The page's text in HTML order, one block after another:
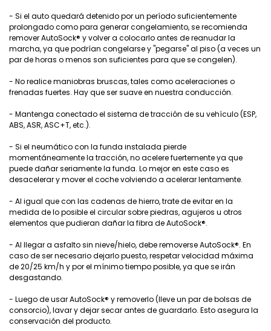
- Si el auto quedará detenido por un período suficientemente
prolongado como para generar congelamiento, se recomienda
remover AutoSock® y volver a colocarlo antes de reanudar la
marcha, ya que podrían congelarse y "pegarse" al piso (a veces un
par de horas o menos son suficientes para que se congelen).
- No realice maniobras bruscas, tales como aceleraciones o
frenadas fuertes. Hay que ser suave en nuestra conducción.
- Mantenga conectado el sistema de tracción de su vehículo (ESP,
ABS, ASR, ASC+T, etc.).
- Si el neumático con la funda instalada pierde
momentáneamente la tracción, no acelere fuertemente ya que
puede dañar seriamente la funda. Lo mejor en este caso es
desacelerar y mover el coche volviendo a acelerar lentamente.
- Al igual que con las cadenas de hierro, trate de evitar en la
medida de lo posible el circular sobre piedras, agujeros u otros
elementos que pudieran dañar la fibra de AutoSock®.
- Al llegar a asfalto sin nieve/hielo, debe removerse AutoSock®. En
caso de ser necesario dejarlo puesto, respetar velocidad máxima
de 20/25 km/h y por el mínimo tiempo posible, ya que se irán
desgastando.
- Luego de usar AutoSock® y removerlo (lleve un par de bolsas de
consorcio), lavar y dejar secar antes de guardarlo. Esto asegura la
conservación del producto.